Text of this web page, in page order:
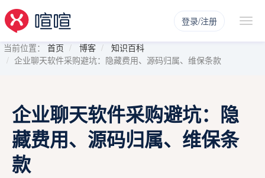
登录/注册
当前位置： 首页 博客
知识百科
企业聊天软件采购避坑：隐藏费用、源码归属、维保条款
企业聊天软件采购避坑：隐
藏费用、源码归属、维保条
款